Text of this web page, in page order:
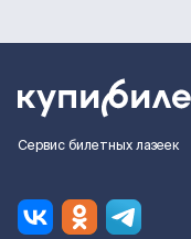
Сервис билетных лазеек